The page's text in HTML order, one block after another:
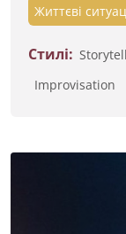
Життєві
Стилі:
Improvisation